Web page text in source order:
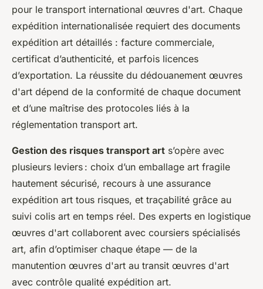
pour le transport international œuvres d'art. Chaque
expédition internationalisée requiert des documents
expédition art détaillés : facture commerciale,
certificat d’authenticité, et parfois licences
d’exportation. La réussite du dédouanement œuvres
d'art dépend de la conformité de chaque document
et d’une maîtrise des protocoles liés à la
réglementation transport art.
Gestion des risques transport art s’opère avec
plusieurs leviers : choix d’un emballage art fragile
hautement sécurisé, recours à une assurance
expédition art tous risques, et traçabilité grâce au
suivi colis art en temps réel. Des experts en logistique
œuvres d'art collaborent avec coursiers spécialisés
art, afin d’optimiser chaque étape — de la
manutention œuvres d'art au transit œuvres d'art
avec contrôle qualité expédition art.